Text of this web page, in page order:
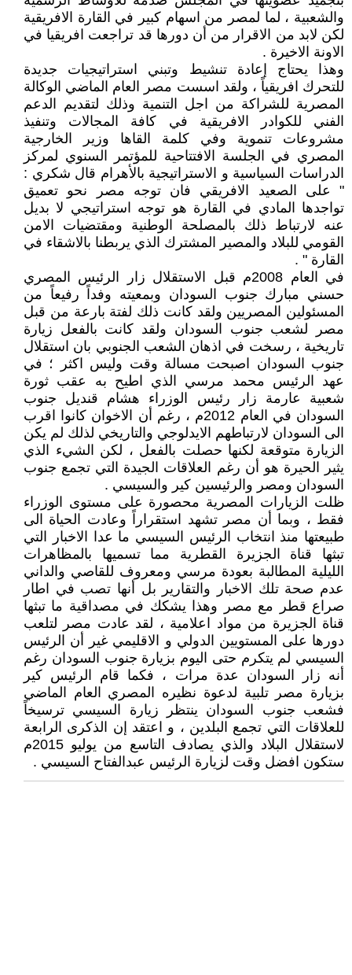
والشعبية ، لما لمصر من اسهام كبير في القارة الافريقية
لكن لابد من الاقرار من أن دورها قد تراجعت افريقيا في
الاونة الاخيرة .
وهذا يحتاج إعادة تنشيط وتبني استراتيجيات جديدة
للتحرك افريقياً ، ولقد اسست مصر العام الماضي الوكالة
المصرية للشراكة من اجل التنمية وذلك لتقديم الدعم
الفني للكوادر الافريقية في كافة المجالات وتنفيذ
مشروعات تنموية وفي كلمة القاها وزير الخارجية
المصري في الجلسة الافتتاحية للمؤتمر السنوي لمركز
الدراسات السياسية و الاستراتيجية بالأهرام قال شكري :
" على الصعيد الافريقي فان توجه مصر نحو تعميق
تواجدها المادي في القارة هو توجه استراتيجي لا بديل
عنه لارتباط ذلك بالمصلحة الوطنية ومقتضيات الامن
القومي للبلاد والمصير المشترك الذي يربطنا بالاشقاء في
القارة " .
في العام 2008م قبل الاستقلال زار الرئيس المصري
حسني مبارك جنوب السودان وبمعيته وفداً رفيعاً من
المسئولين المصريين ولقد كانت ذلك لفتة بارعة من قبل
مصر لشعب جنوب السودان ولقد كانت بالفعل زيارة
تاريخية ، رسخت في اذهان الشعب الجنوبي بان استقلال
جنوب السودان اصبحت مسالة وقت وليس اكثر ؛ في
عهد الرئيس محمد مرسي الذي اطيح به عقب ثورة
شعبية عارمة زار رئيس الوزراء هشام قنديل جنوب
السودان في العام 2012م ، رغم أن الاخوان كانوا اقرب
الى السودان لارتباطهم الايدلوجي والتاريخي لذلك لم يكن
الزيارة متوقعة لكنها حصلت بالفعل ، لكن الشيء الذي
يثير الحيرة هو أن رغم العلاقات الجيدة التي تجمع جنوب
السودان ومصر والرئيسين كير والسيسي .
ظلت الزيارات المصرية محصورة على مستوى الوزراء
فقط ، وبما أن مصر تشهد استقراراً وعادت الحياة الى
طبيعتها منذ انتخاب الرئيس السيسي ما عدا الاخبار التي
تبثها قناة الجزيرة القطرية مما تسميها بالمظاهرات
الليلية المطالبة بعودة مرسي ومعروف للقاصي والداني
عدم صحة تلك الاخبار والتقارير بل أنها تصب في اطار
صراع قطر مع مصر وهذا يشكك في مصداقية ما تبثها
قناة الجزيرة من مواد اعلامية ، لقد عادت مصر لتلعب
دورها على المستويين الدولي و الاقليمي غير أن الرئيس
السيسي لم يتكرم حتى اليوم بزيارة جنوب السودان رغم
أنه زار السودان عدة مرات ، فكما قام الرئيس كير
بزيارة مصر تلبية لدعوة نظيره المصري العام الماضي
فشعب جنوب السودان ينتظر زيارة السيسي ترسيخاً
للعلاقات التي تجمع البلدين ، و اعتقد إن الذكرى الرابعة
لاستقلال البلاد والذي يصادف التاسع من يوليو 2015م
ستكون افضل وقت لزيارة الرئيس عبدالفتاح السيسي .